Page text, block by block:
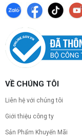
VỀ CHÚNG TÔI
Liên hệ với chúng tôi
Giới thiệu công ty
Sản Phẩm Khuyến Mãi